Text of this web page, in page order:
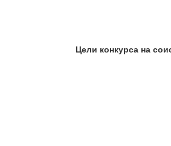
Цели конкурса на